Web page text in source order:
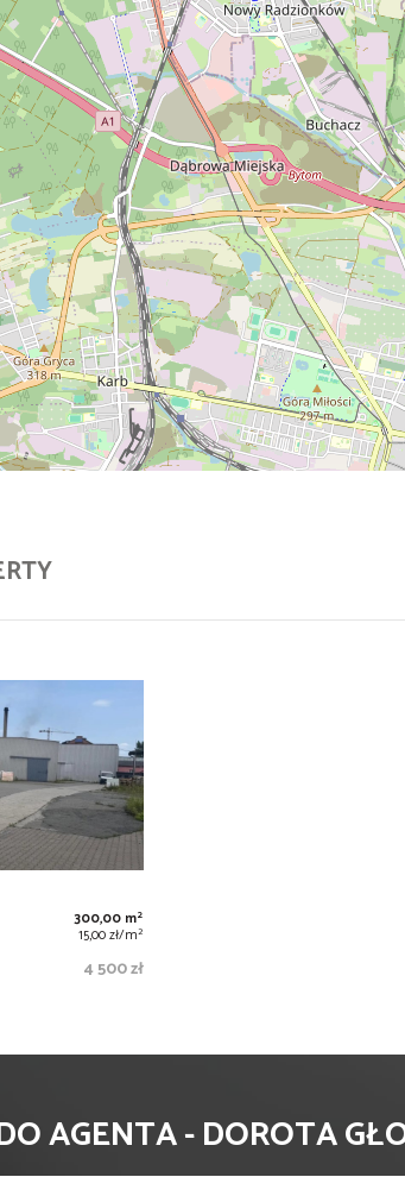
300,00 m2
15,00 zł/m2
4 500 zł
AGENTA - DOROTA